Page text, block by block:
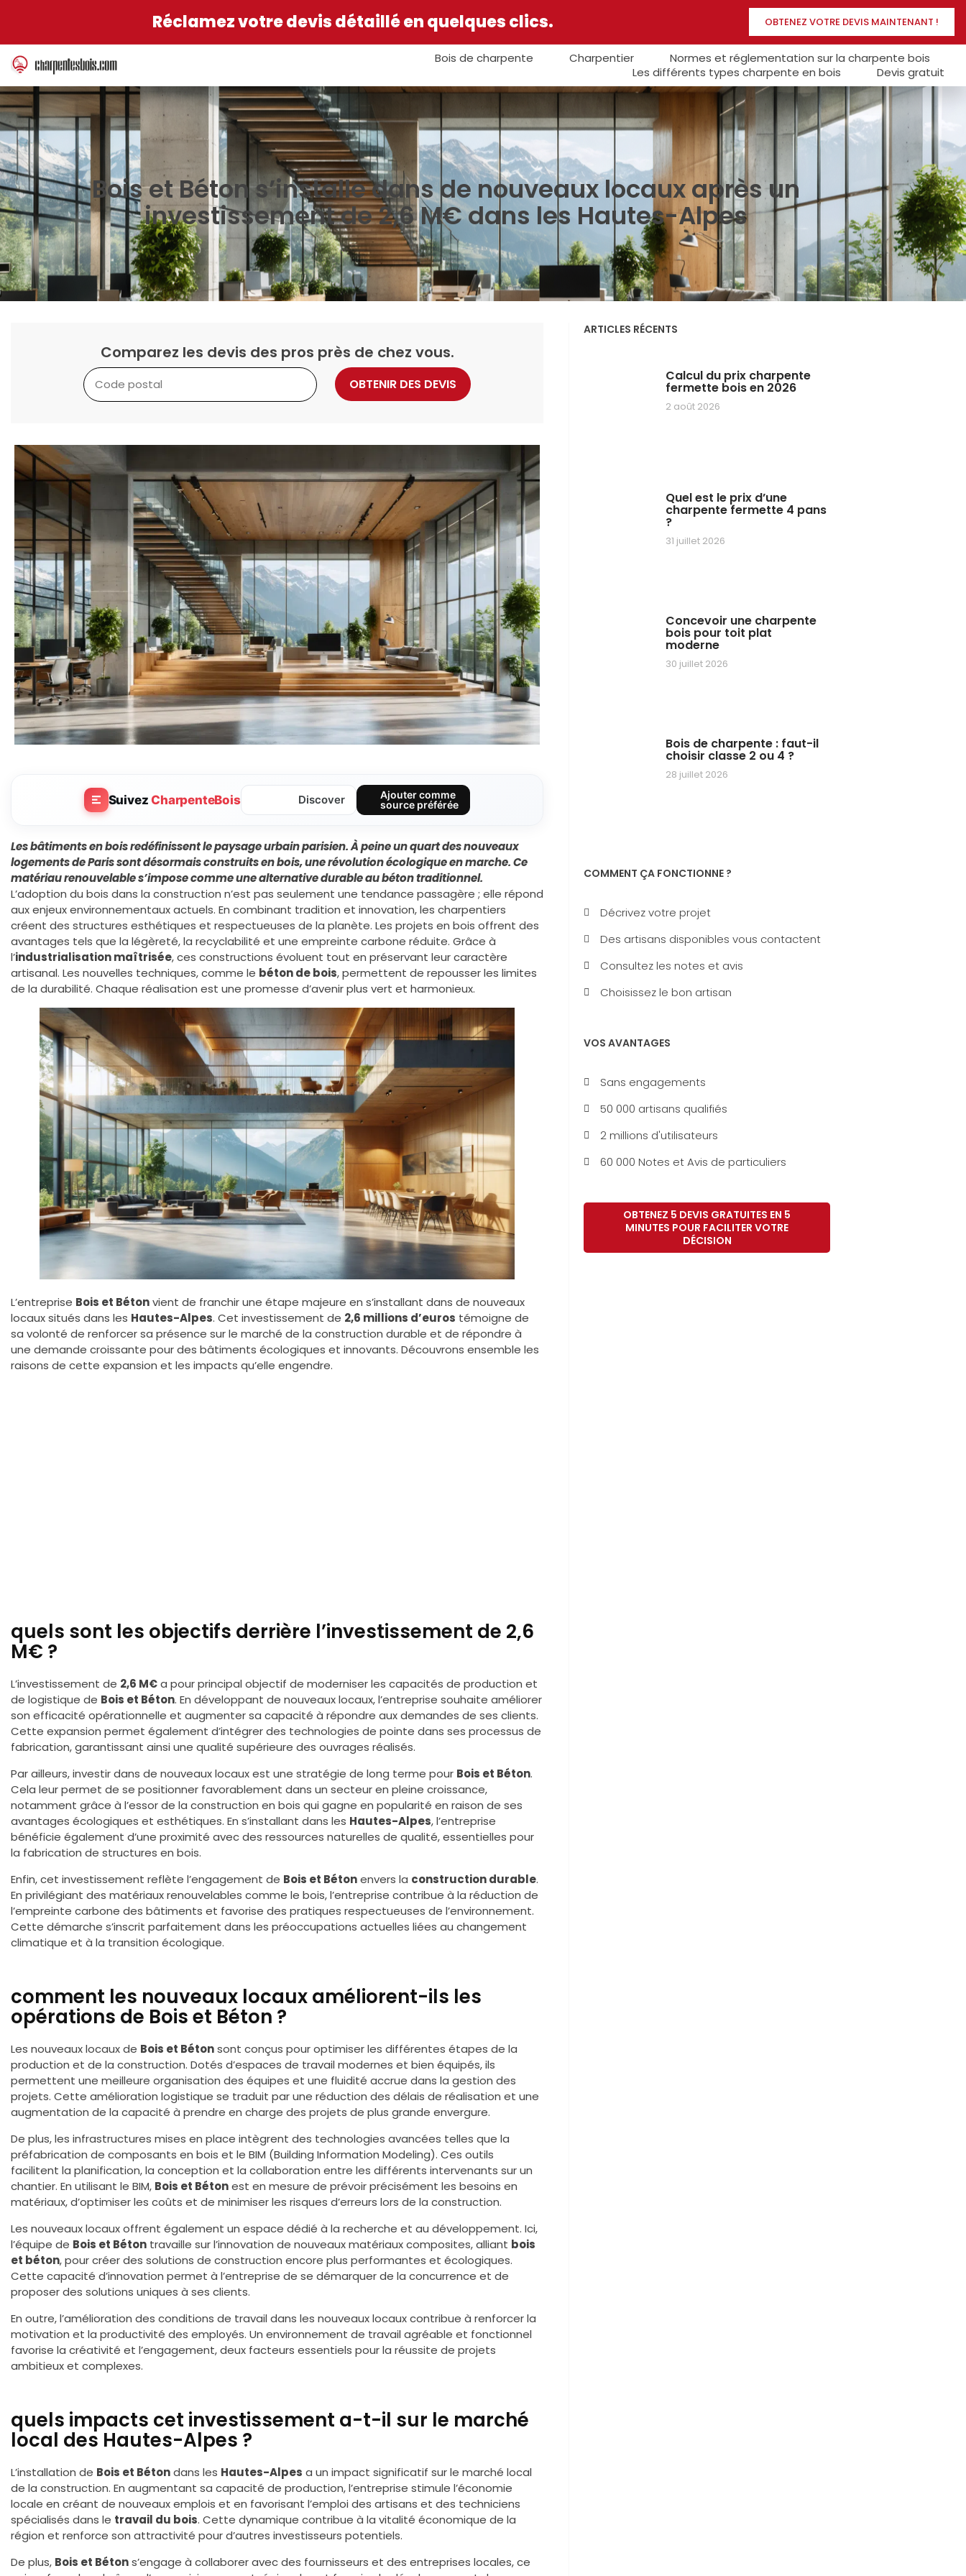
Réclamez votre devis détaillé en quelques clics. OBTENEZ VOTRE DEVIS MAINTENANT !
Bois de charpente Charpentier
Normes et réglementation sur la charpente bois
Les différents types charpente en bois
Devis gratuit
Bois et Béton s’installe dans de nouveaux locaux après un
investissement de 2,6 M€ dans les Hautes-Alpes
Comparez les devis des pros près de chez vous.
OBTENIR DES DEVIS
SuivezCharpenteBois Discover
Ajouter comme
source préférée
Lesbâtiments en boisredéfinissent le paysage urbain parisien.À peine un quart des nouveaux
logements de Paris sont désormais construits en bois, une révolution écologique en marche.Ce
matériau renouvelable s’impose comme une alternative durable aubétontraditionnel.
L’adoption du bois dans la construction n’est pas seulement une tendance passagère ; elle répond
aux enjeux environnementaux actuels. En combinant tradition et innovation, les charpentiers
créent des structures esthétiques et respectueuses de la planète. Les projets en bois offrent des
avantages tels que la légèreté, la recyclabilité et une empreinte carbone réduite. Grâce à
l’industrialisation maîtrisée, ces constructions évoluent tout en préservant leur caractère
artisanal. Les nouvelles techniques, comme le béton de bois, permettent de repousser les limites
de la durabilité. Chaque réalisation est une promesse d’avenir plus vert et harmonieux.
L’entreprise Bois et Bétonvient de franchir une étape majeure en s’installant dans de nouveaux
locaux situés dans les Hautes-Alpes. Cet investissement de 2,6 millions d’euros témoigne de
sa volonté de renforcer sa présence sur le marché de la construction durable et de répondre à
une demande croissante pour des bâtiments écologiques et innovants. Découvrons ensemble les
raisons de cette expansion et les impacts qu’elle engendre.
quels sont les objectifs derrière l’investissement de 2,6
M€ ?
L’investissement de 2,6 M€a pour principal objectif de moderniser les capacités de production et
de logistique de Bois et Béton. En développant de nouveaux locaux, l’entreprise souhaite améliorer
son efficacité opérationnelle et augmenter sa capacité à répondre aux demandes de ses clients.
Cette expansion permet également d’intégrer des technologies de pointe dans ses processus de
fabrication, garantissant ainsi une qualité supérieure des ouvrages réalisés.
Par ailleurs, investir dans de nouveaux locaux est une stratégie de long terme pour Bois et Béton.
Cela leur permet de se positionner favorablement dans un secteur en pleine croissance,
notamment grâce à l’essor de la construction en bois qui gagne en popularité en raison de ses
avantages écologiques et esthétiques. En s’installant dans les Hautes-Alpes, l’entreprise
bénéficie également d’une proximité avec des ressources naturelles de qualité, essentielles pour
la fabrication de structures en bois.
Enfin, cet investissement reflète l’engagement de Bois et Bétonenvers la construction durable.
En privilégiant des matériaux renouvelables comme le bois, l’entreprise contribue à la réduction de
l’empreinte carbone des bâtiments et favorise des pratiques respectueuses de l’environnement.
Cette démarche s’inscrit parfaitement dans les préoccupations actuelles liées au changement
climatique et à la transition écologique.
comment les nouveaux locaux améliorent-ils les
opérations de Bois et Béton ?
Les nouveaux locaux de Bois et Bétonsont conçus pour optimiser les différentes étapes de la
production et de la construction. Dotés d’espaces de travail modernes et bien équipés, ils
permettent une meilleure organisation des équipes et une fluidité accrue dans la gestion des
projets. Cette amélioration logistique se traduit par une réduction des délais de réalisation et une
augmentation de la capacité à prendre en charge des projets de plus grande envergure.
De plus, les infrastructures mises en place intègrent des technologies avancées telles que la
préfabrication de composants en bois et le BIM (Building Information Modeling). Ces outils
facilitent la planification, la conception et la collaboration entre les différents intervenants sur un
chantier. En utilisant le BIM, Bois et Bétonest en mesure de prévoir précisément les besoins en
matériaux, d’optimiser les coûts et de minimiser les risques d’erreurs lors de la construction.
Les nouveaux locaux offrent également un espace dédié à la recherche et au développement. Ici,
l’équipe de Bois et Béton travaille sur l’innovation de nouveaux matériaux composites, alliant bois
et béton, pour créer des solutions de construction encore plus performantes et écologiques.
Cette capacité d’innovation permet à l’entreprise de se démarquer de la concurrence et de
proposer des solutions uniques à ses clients.
En outre, l’amélioration des conditions de travail dans les nouveaux locaux contribue à renforcer la
motivation et la productivité des employés. Un environnement de travail agréable et fonctionnel
favorise la créativité et l’engagement, deux facteurs essentiels pour la réussite de projets
ambitieux et complexes.
quels impacts cet investissement a-t-il sur le marché
local des Hautes-Alpes ?
L’installation de Bois et Bétondans les Hautes-Alpes a un impact significatif sur le marché local
de la construction. En augmentant sa capacité de production, l’entreprise stimule l’économie
locale en créant de nouveaux emplois et en favorisant l’emploi des artisans et des techniciens
spécialisés dans le travail du bois. Cette dynamique contribue à la vitalité économique de la
région et renforce son attractivité pour d’autres investisseurs potentiels.
De plus, Bois et Bétons’engage à collaborer avec des fournisseurs et des entreprises locales, ce
ARTICLES RÉCENTS
Calcul du prix charpente
fermette bois en 2026
2 août 2026
Quel est le prix d’une
charpente fermette 4 pans
?
31 juillet 2026
Concevoir une charpente
bois pour toit plat
moderne
30 juillet 2026
Bois de charpente : faut-il
choisir classe 2 ou 4 ?
28 juillet 2026
COMMENT ÇA FONCTIONNE ?
Décrivez votre projet
Des artisans disponibles vous contactent
Consultez les notes et avis
Choisissez le bon artisan
VOS AVANTAGES
Sans engagements
50 000 artisans qualifiés
2 millions d'utilisateurs
60 000 Notes et Avis de particuliers
OBTENEZ 5 DEVIS GRATUITES EN 5
MINUTES POUR FACILITER VOTRE
DÉCISION